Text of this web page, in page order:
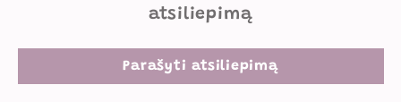
atsiliepimą
Parašyti atsiliepimą